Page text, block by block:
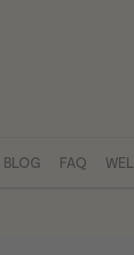
BLOG FAQ